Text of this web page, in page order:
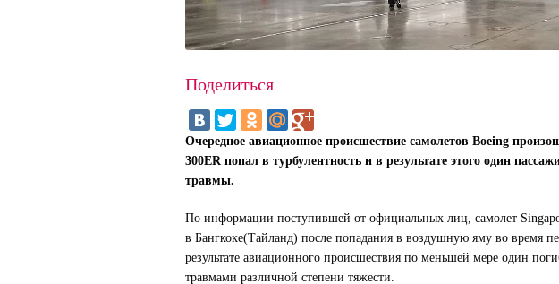
Поделиться
Очередное авиационное происшествие самолетов Boeing
300ER попал в турбулентность и в результате этого один
травмы.
По информации поступившей от официальных лиц, самолет
в Бангкоке(Тайланд) после попадания в воздушную яму во время
результате авиационного происшествия по меньшей мере один
травмами различной степени тяжести.